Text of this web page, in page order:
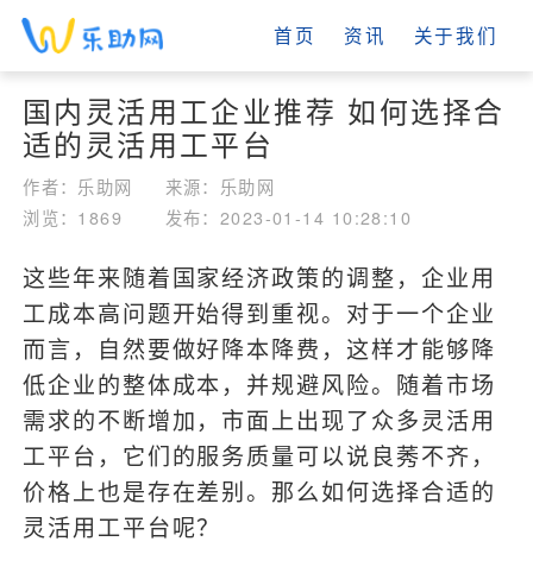
首页 资讯 关于我们
国内灵活用工企业推荐 如何选择合
适的灵活用工平台
作者：乐助网
来源：乐助网
浏览：1869
发布：2023-01-14 10:28:10
这些年来随着国家经济政策的调整，企业用
工成本高问题开始得到重视。对于一个企业
而言，自然要做好降本降费，这样才能够降
低企业的整体成本，并规避风险。随着市场
需求的不断增加，市面上出现了众多灵活用
工平台，它们的服务质量可以说良莠不齐，
价格上也是存在差别。那么如何选择合适的
灵活用工平台呢？